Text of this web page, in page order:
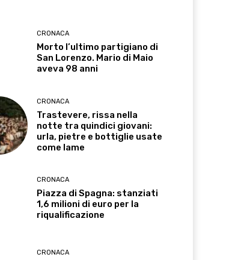
CRONACA
Morto l’ultimo partigiano di
San Lorenzo. Mario di Maio
aveva 98 anni
CRONACA
Trastevere, rissa nella
notte tra quindici giovani:
urla, pietre e bottiglie usate
come lame
CRONACA
Piazza di Spagna: stanziati
1,6 milioni di euro per la
riqualificazione
CRONACA